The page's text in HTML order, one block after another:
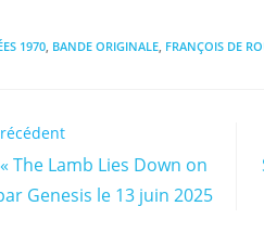
1970​, BANDE ORIGINALE, FRANÇOIS DE
The Lamb Lies Down on
Genesis le 13 juin 2025